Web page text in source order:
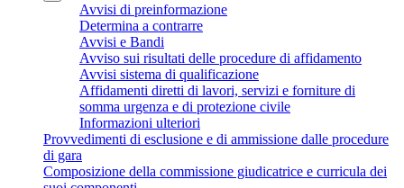
Avvisi di preinformazione
Determina a contrarre
Avvisi e Bandi
Avviso sui risultati delle procedure di affidamento
Avvisi sistema di qualificazione
Affidamenti diretti di lavori, servizi e forniture di
somma urgenza e di protezione civile
Informazioni ulteriori
Provvedimenti di esclusione e di ammissione dalle procedure
di gara
Composizione della commissione giudicatrice e curricula dei